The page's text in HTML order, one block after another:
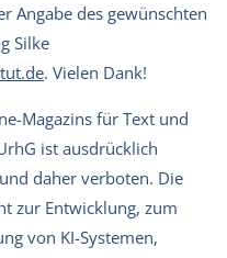
Angabe des gewünschten
Silke
. Vielen Dank!
Magazins für Text und
ist ausdrücklich
daher verboten. Die
zur Entwicklung, zum
von KI-Systemen,